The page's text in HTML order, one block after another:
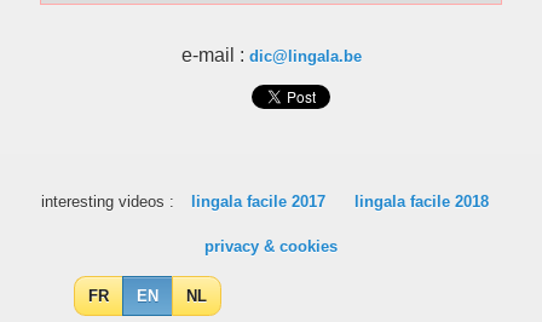
e-mail : dic@lingala.be
interesting videos : lingala facile 2017 lingala facile 2018
privacy & cookies
FR EN NL